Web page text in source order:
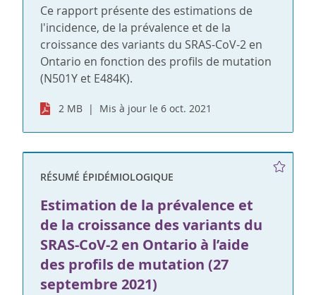
Ce rapport présente des estimations de
l'incidence, de la prévalence et de la
croissance des variants du SRAS-CoV-2 en
Ontario en fonction des profils de mutation
(N501Y et E484K).
2 MB Mis à jour le 6 oct. 2021
RÉSUMÉ ÉPIDÉMIOLOGIQUE
Estimation de la prévalence et
de la croissance des variants du
SRAS-CoV-2 en Ontario à l’aide
des profils de mutation (27
septembre 2021)